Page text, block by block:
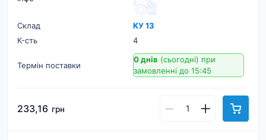
Склад
КУ 13
К-cть
4
Термін поставки
0 днів (сьогодні) при
замовленні до 15:45
233,16 грн